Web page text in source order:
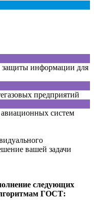
защиты информации для
предприятий
систем
вашей задачи
следующих
ГОСТ: